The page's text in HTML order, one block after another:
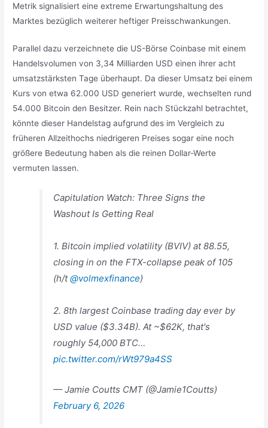
Metrik signalisiert eine extreme Erwartungshaltung des
Marktes bezüglich weiterer heftiger Preisschwankungen.
Parallel dazu verzeichnete die US-Börse Coinbase mit einem
Handelsvolumen von 3,34 Milliarden USD einen ihrer acht
umsatzstärksten Tage überhaupt. Da dieser Umsatz bei einem
Kurs von etwa 62.000 USD generiert wurde, wechselten rund
54.000 Bitcoin den Besitzer. Rein nach Stückzahl betrachtet,
könnte dieser Handelstag aufgrund des im Vergleich zu
früheren Allzeithochs niedrigeren Preises sogar eine noch
größere Bedeutung haben als die reinen Dollar-Werte
vermuten lassen.
Capitulation Watch: Three Signs the
Washout Is Getting Real
1. Bitcoin implied volatility (BVIV) at 88.55,
closing in on the FTX-collapse peak of 105
(h/t@volmexfinance)
2. 8th largest Coinbase trading day ever by
USD value ($3.34B). At ~$62K, that's
roughly 54,000 BTC…
pic.twitter.com/rWt979a4SS
— Jamie Coutts CMT (@Jamie1Coutts)
February 6, 2026